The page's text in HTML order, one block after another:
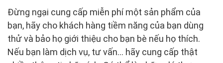
Đừng ngại cung cấp miễn phí một sản phẩm của
bạn, hãy cho khách hàng tiềm năng của bạn dùng
thử và bảo họ giới thiệu cho bạn bè nếu họ thích.
Nếu bạn làm dịch vụ, tư vấn… hãy cung cấp thật